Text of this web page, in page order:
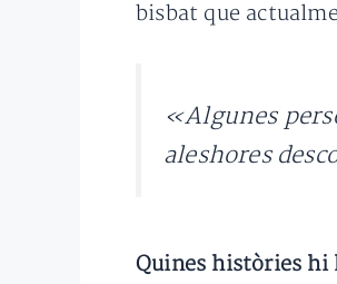
bisbat que
«Algunes
aleshores
Quines històries hi